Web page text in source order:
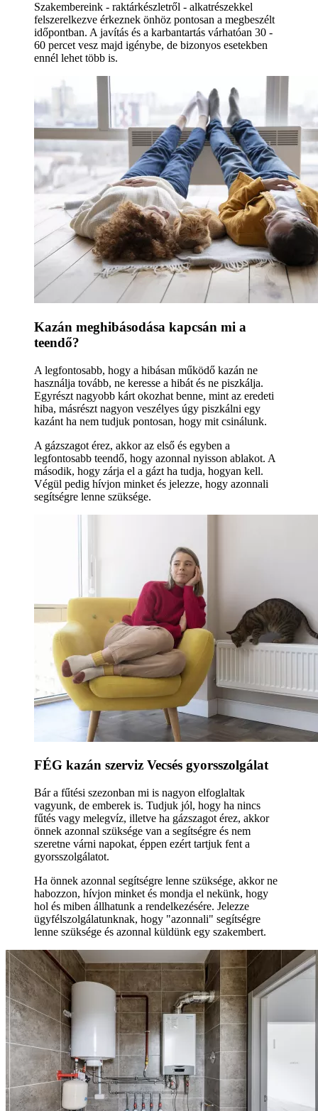
Szakembereink - raktárkészletről - alkatrészekkel
felszerelkezve érkeznek önhöz pontosan a megbeszélt
időpontban. A javítás és a karbantartás várhatóan 30 -
60 percet vesz majd igénybe, de bizonyos esetekben
ennél lehet több is.
Kazán meghibásodása kapcsán mi a
teendő?
A legfontosabb, hogy a hibásan működő kazán ne
használja tovább, ne keresse a hibát és ne piszkálja.
Egyrészt nagyobb kárt okozhat benne, mint az eredeti
hiba, másrészt nagyon veszélyes úgy piszkálni egy
kazánt ha nem tudjuk pontosan, hogy mit csinálunk.
A gázszagot érez, akkor az első és egyben a
legfontosabb teendő, hogy azonnal nyisson ablakot. A
második, hogy zárja el a gázt ha tudja, hogyan kell.
Végül pedig hívjon minket és jelezze, hogy azonnali
segítségre lenne szüksége.
FÉG kazán szerviz Vecsés gyorsszolgálat
Bár a fűtési szezonban mi is nagyon elfoglaltak
vagyunk, de emberek is. Tudjuk jól, hogy ha nincs
fűtés vagy melegvíz, illetve ha gázszagot érez, akkor
önnek azonnal szüksége van a segítségre és nem
szeretne várni napokat, éppen ezért tartjuk fent a
gyorsszolgálatot.
Ha önnek azonnal segítségre lenne szüksége, akkor ne
habozzon, hívjon minket és mondja el nekünk, hogy
hol és miben állhatunk a rendelkezésére. Jelezze
ügyfélszolgálatunknak, hogy "azonnali" segítségre
lenne szüksége és azonnal küldünk egy szakembert.